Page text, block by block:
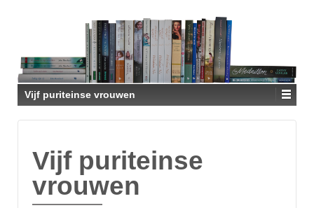
Vijf puriteinse vrouwen
Vijf puriteinse
vrouwen